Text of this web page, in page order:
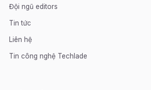
Đội ngũ editors
Tin tức
Liên hệ
Tin công nghệ Techlade